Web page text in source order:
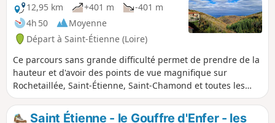
12,95 km
+401 m
-401 m
4h 50
Moyenne
Départ à Saint-Étienne (Loire)
Ce parcours sans grande difficulté permet de prendre de la
hauteur et d'avoir des points de vue magnifique sur
Rochetaillée, Saint-Étienne, Saint-Chamond et toutes les
plaines avoisinantes. Le calme aux portes de Saint-Étienne.
Les parfums vous envahissent et les paysages sont
Saint Étienne - le Gouffre d'Enfer - les